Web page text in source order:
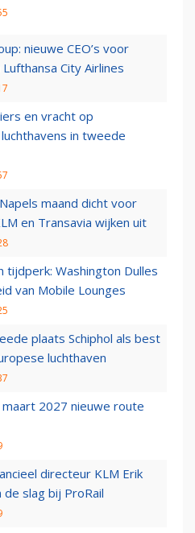
nieuwe CEO’s voor
City Airlines
en vracht op
in tweede
maand dicht voor
en Transavia wijken uit
tijdperk: Washington Dulles
van Mobile Lounges
plaats Schiphol als best
luchthaven
2027 nieuwe route
directeur KLM Erik
de slag bij ProRail